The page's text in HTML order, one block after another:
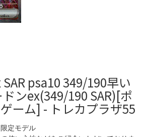
psa10 349/190早い
ンex(349/190 SAR)[ポ
ーム] - トレカプラザ55
定モデル